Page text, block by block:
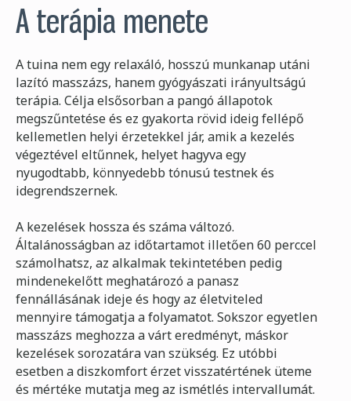
A terápia menete
A tuina nem egy relaxáló, hosszú munkanap utáni
lazító masszázs, hanem gyógyászati irányultságú
terápia. Célja elsősorban a pangó állapotok
megszűntetése és ez gyakorta rövid ideig fellépő
kellemetlen helyi érzetekkel jár, amik a kezelés
végeztével eltűnnek, helyet hagyva egy
nyugodtabb, könnyedebb tónusú testnek és
idegrendszernek.
A kezelések hossza és száma változó.
Általánosságban az időtartamot illetően 60 perccel
számolhatsz, az alkalmak tekintetében pedig
mindenekelőtt meghatározó a panasz
fennállásának ideje és hogy az életviteled
mennyire támogatja a folyamatot. Sokszor egyetlen
masszázs meghozza a várt eredményt, máskor
kezelések sorozatára van szükség. Ez utóbbi
esetben a diszkomfort érzet visszatértének üteme
és mértéke mutatja meg az ismétlés intervallumát.